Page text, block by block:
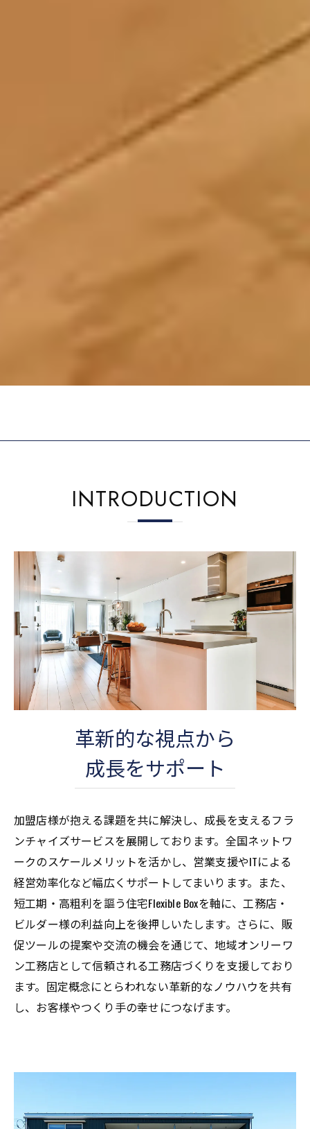
INTRODUCTION
革新的な視点から
成長をサポート
加盟店様が抱える課題を共に解決し、成長を支えるフラ
ンチャイズサービスを展開しております。全国ネットワ
ークのスケールメリットを活かし、営業支援やITによる
経営効率化など幅広くサポートしてまいります。また、
短工期・高粗利を謳う住宅Flexible Boxを軸に、工務店・
ビルダー様の利益向上を後押しいたします。さらに、販
促ツールの提案や交流の機会を通じて、地域オンリーワ
ン工務店として信頼される工務店づくりを支援しており
ます。固定概念にとらわれない革新的なノウハウを共有
し、お客様やつくり手の幸せにつなげます。